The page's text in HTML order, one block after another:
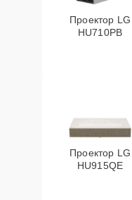
Проектор LG
HU710PB
Проектор LG
HU915QE